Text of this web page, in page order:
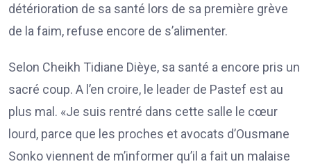
détérioration de sa santé lors de sa première grève
de la faim, refuse encore de s’alimenter.
Selon Cheikh Tidiane Dièye, sa santé a encore pris un
sacré coup. A l’en croire, le leader de Pastef est au
plus mal. «Je suis rentré dans cette salle le cœur
lourd, parce que les proches et avocats d’Ousmane
Sonko viennent de m’informer qu’il a fait un malaise